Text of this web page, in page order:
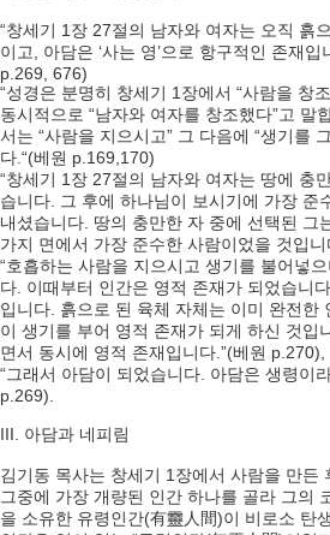
“창세기 1장 27절의 남자와 여자는 오직 흙
이고, 아담은 ‘사는 영’으로 항구적인 존재
p.269, 676)
“성경은 분명히 창세기 1장에서 “사람을 창
동시적으로 “남자와 여자를 창조했다”고 말
서는 “사람을 지으시고” 그 다음에 “생기를
다.“(베원 p.169,170)
“창세기 1장 27절의 남자와 여자는 땅에 충
습니다. 그 후에 하나님이 보시기에 가장 준
내셨습니다. 땅의 충만한 자 중에 선택된 그
가지 면에서 가장 준수한 사람이었을 것입니
“호흡하는 사람을 지으시고 생기를 불어넣
다. 이때부터 인간은 영적 존재가 되었습니
입니다. 흙으로 된 육체 자체는 이미 완전한
이 생기를 부어 영적 존재가 되게 하신 것입
면서 동시에 영적 존재입니다.”(베원 p.270),
“그래서 아담이 되었습니다. 아담은 생령이
p.269).
III. 아담과 네피림
김기동 목사는 창세기 1장에서 사람을 만든
그중에 가장 개량된 인간 하나를 골라 그의
을 소유한 유령인간(有靈人間)이 비로소 탄